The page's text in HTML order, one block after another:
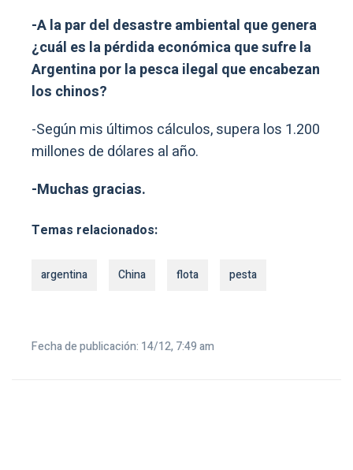
-A la par del desastre ambiental que genera
¿cuál es la pérdida económica que sufre la
Argentina por la pesca ilegal que encabezan
los chinos?
-Según mis últimos cálculos, supera los 1.200
millones de dólares al año.
-Muchas gracias.
Temas relacionados:
argentina China flota pesta
Fecha de publicación: 14/12, 7:49 am